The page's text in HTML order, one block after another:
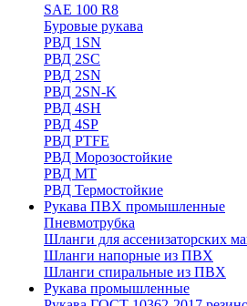
SAE 100 R8
Буровые рукава
РВД 1SN
РВД 2SC
РВД 2SN
РВД 2SN-K
РВД 4SH
РВД 4SP
РВД PTFE
РВД Морозостойкие
РВД МТ
РВД Термостойкие
Рукава ПВХ промышленные
Пневмотрубка
Шланги для ассенизаторских
Шланги напорные из ПВХ
Шланги спиральные из ПВХ
Рукава промышленные